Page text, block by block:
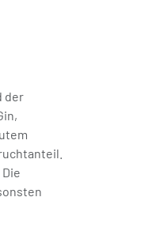
der